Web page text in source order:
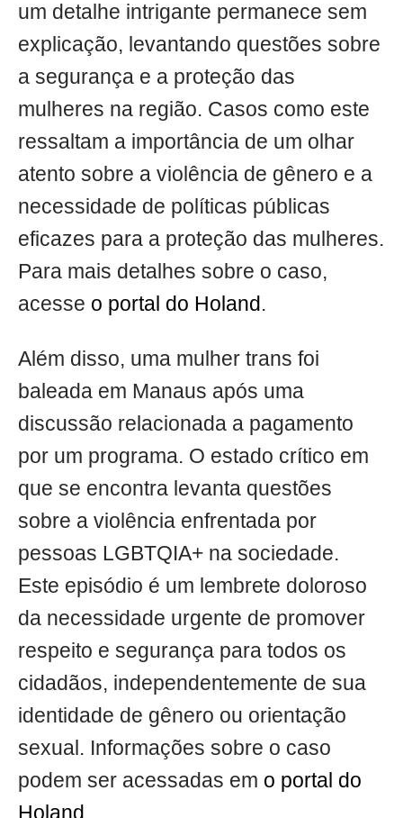
um detalhe intrigante permanece sem
explicação, levantando questões sobre
a segurança e a proteção das
mulheres na região. Casos como este
ressaltam a importância de um olhar
atento sobre a violência de gênero e a
necessidade de políticas públicas
eficazes para a proteção das mulheres.
Para mais detalhes sobre o caso,
acesse o portal do Holand .
Além disso, uma mulher trans foi
baleada em Manaus após uma
discussão relacionada a pagamento
por um programa. O estado crítico em
que se encontra levanta questões
sobre a violência enfrentada por
pessoas LGBTQIA+ na sociedade.
Este episódio é um lembrete doloroso
da necessidade urgente de promover
respeito e segurança para todos os
cidadãos, independentemente de sua
identidade de gênero ou orientação
sexual. Informações sobre o caso
podem ser acessadas em o portal do
Holand